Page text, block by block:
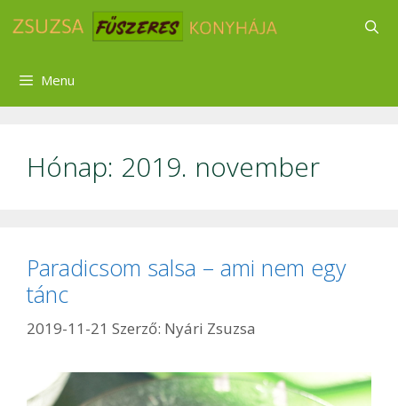
Menu
Hónap: 2019. november
Paradicsom salsa – ami nem egy
tánc
2019-11-21 Szerző: Nyári Zsuzsa